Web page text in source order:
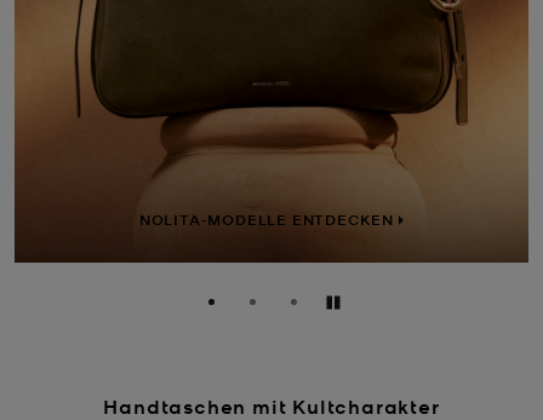
HAMILTON-MODELLE ENTDECKEN
Anhalten
Handtaschen mit Kultcharakter